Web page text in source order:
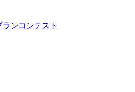
ンコンテスト